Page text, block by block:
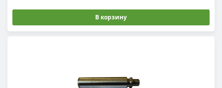
В корзину